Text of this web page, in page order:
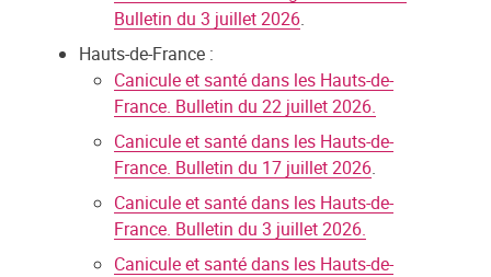
Bulletin du 3 juillet 2026.
Hauts-de-France :
Canicule et santé dans les Hauts-de-
France. Bulletin du 22 juillet 2026.
Canicule et santé dans les Hauts-de-
France. Bulletin du 17 juillet 2026.
Canicule et santé dans les Hauts-de-
France. Bulletin du 3 juillet 2026.
Canicule et santé dans les Hauts-de-